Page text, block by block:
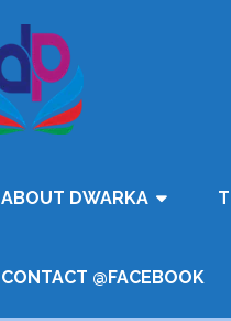
ABOUT DWARKA
CONTACT @FACEBOOK